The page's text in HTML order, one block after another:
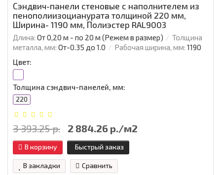
Сэндвич-панели стеновые с наполнителем из
пенополиизоцианурата толщиной 220 мм,
Ширина- 1190 мм, Полиэстер RAL9003
Длина: От 0,20 м - по 20 м (Режем в размер)
Толщина
металла, мм: От-0.35 до 1.0 Рабочая ширина, мм: 1190
Цвет:
Толщина сэндвич-панелей, мм:
220
3 393.25 р. 2 884.26 р./м2
В корзину Быстрый заказ
В закладки Сравнить